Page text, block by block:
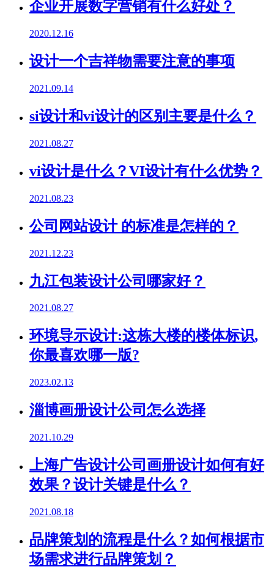
企业开展数字营销有什么好处？
2020.12.16
设计一个吉祥物需要注意的事项
2021.09.14
si设计和vi设计的区别主要是什么？
2021.08.27
vi设计是什么？VI设计有什么优势？
2021.08.23
公司网站设计 的标准是怎样的？
2021.12.23
九江包装设计公司哪家好？
2021.08.27
环境导示设计:这栋大楼的楼体标识,
你最喜欢哪一版?
2023.02.13
淄博画册设计公司怎么选择
2021.10.29
上海广告设计公司画册设计如何有好
效果？设计关键是什么？
2021.08.18
品牌策划的流程是什么？如何根据市
场需求进行品牌策划？